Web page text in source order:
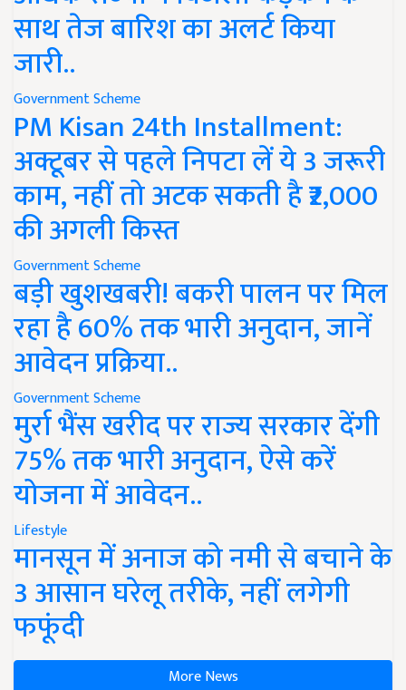
साथ तेज बारिश का अलर्ट किया
जारी..
Government Scheme
PM Kisan 24th Installment:
अक्टूबर से पहले निपटा लें ये 3 जरूरी
काम, नहीं तो अटक सकती है ₹2,000
की अगली किस्त
Government Scheme
बड़ी खुशखबरी! बकरी पालन पर मिल
रहा है 60% तक भारी अनुदान, जानें
आवेदन प्रक्रिया..
Government Scheme
मुर्रा भैंस खरीद पर राज्य सरकार देंगी
75% तक भारी अनुदान, ऐसे करें
योजना में आवेदन..
Lifestyle
मानसून में अनाज को नमी से बचाने के
3 आसान घरेलू तरीके, नहीं लगेगी
फफूंदी
More News